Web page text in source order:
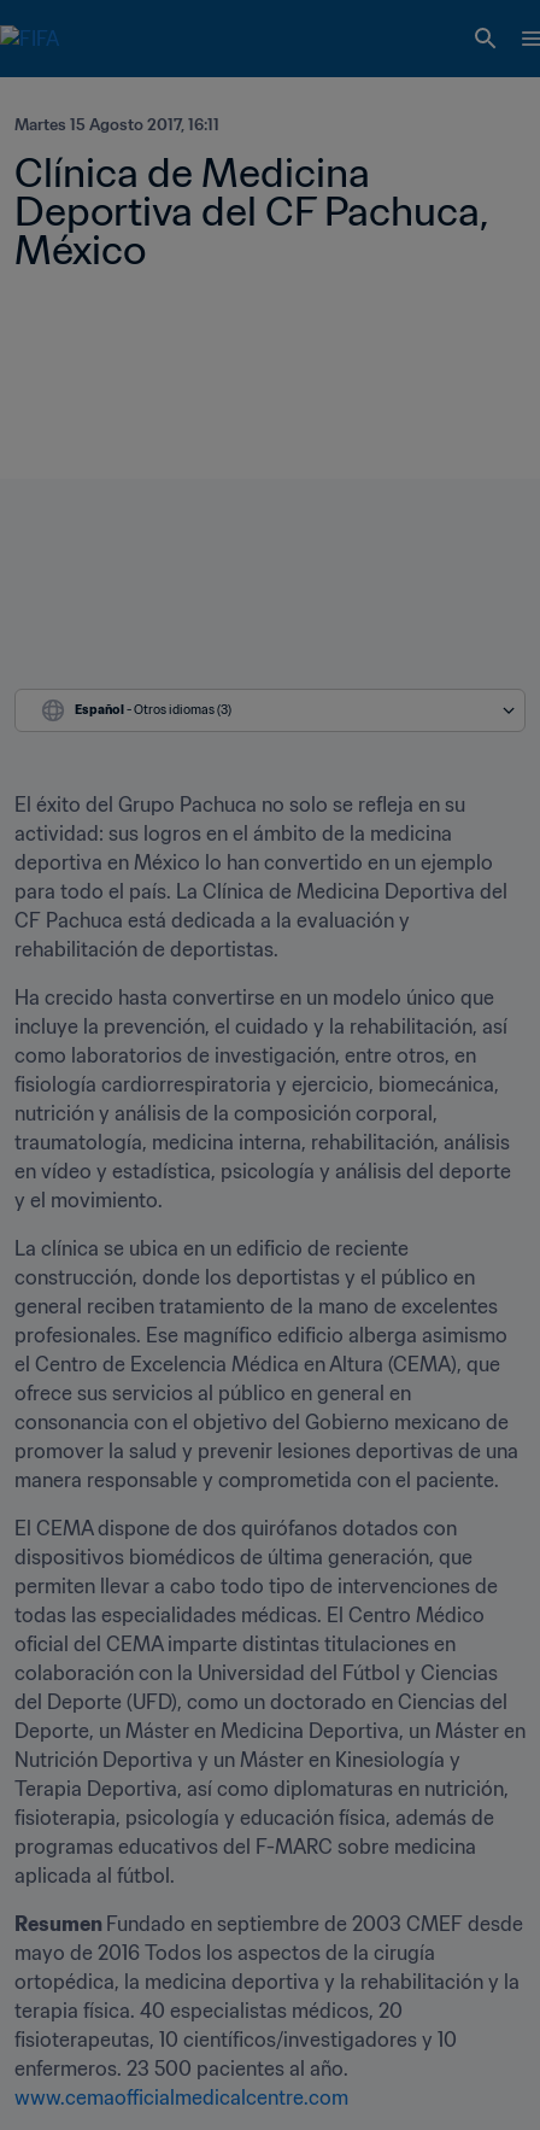
Martes 15 Agosto 2017, 16:11
Clínica de Medicina
Deportiva del CF Pachuca,
México
Español - Otros idiomas (3)
El éxito del Grupo Pachuca no solo se refleja en su
actividad: sus logros en el ámbito de la medicina
deportiva en México lo han convertido en un ejemplo
para todo el país. La Clínica de Medicina Deportiva del
CF Pachuca está dedicada a la evaluación y
rehabilitación de deportistas.
Ha crecido hasta convertirse en un modelo único que
incluye la prevención, el cuidado y la rehabilitación, así
como laboratorios de investigación, entre otros, en
fisiología cardiorrespiratoria y ejercicio, biomecánica,
nutrición y análisis de la composición corporal,
traumatología, medicina interna, rehabilitación, análisis
en vídeo y estadística, psicología y análisis del deporte
y el movimiento.
La clínica se ubica en un edificio de reciente
construcción, donde los deportistas y el público en
general reciben tratamiento de la mano de excelentes
profesionales. Ese magnífico edificio alberga asimismo
el Centro de Excelencia Médica en Altura (CEMA), que
ofrece sus servicios al público en general en
consonancia con el objetivo del Gobierno mexicano de
promover la salud y prevenir lesiones deportivas de una
manera responsable y comprometida con el paciente.
El CEMA dispone de dos quirófanos dotados con
dispositivos biomédicos de última generación, que
permiten llevar a cabo todo tipo de intervenciones de
todas las especialidades médicas. El Centro Médico
oficial del CEMA imparte distintas titulaciones en
colaboración con la Universidad del Fútbol y Ciencias
del Deporte (UFD), como un doctorado en Ciencias del
Deporte, un Máster en Medicina Deportiva, un Máster en
Nutrición Deportiva y un Máster en Kinesiología y
Terapia Deportiva, así como diplomaturas en nutrición,
fisioterapia, psicología y educación física, además de
programas educativos del F-MARC sobre medicina
aplicada al fútbol.
Resumen Fundado en septiembre de 2003 CMEF desde
mayo de 2016 Todos los aspectos de la cirugía
ortopédica, la medicina deportiva y la rehabilitación y la
terapia física. 40 especialistas médicos, 20
fisioterapeutas, 10 científicos/investigadores y 10
www.cemaofficialmedicalcentre.com